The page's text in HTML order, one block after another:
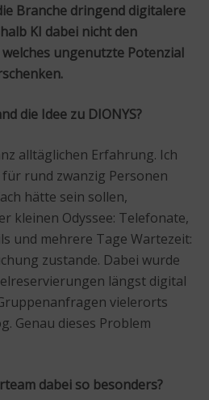
Branche dringend digitalere
KI dabei nicht den
ungenutzte Potenzial
die Idee zu DIONYS?
alltäglichen Erfahrung. Ich
rund zwanzig Personen
hätte sein sollen,
kleinen Odyssee: Telefonate,
und mehrere Tage Wartezeit:
zustande. Dabei wurde
längst digital
vielerorts
Genau dieses Problem
dabei so besonders?